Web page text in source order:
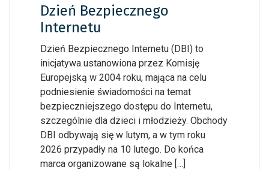
Dzień Bezpiecznego
Internetu
Dzień Bezpiecznego Internetu (DBI) to
inicjatywa ustanowiona przez Komisję
Europejską w 2004 roku, mająca na celu
podniesienie świadomości na temat
bezpieczniejszego dostępu do Internetu,
szczególnie dla dzieci i młodzieży. Obchody
DBI odbywają się w lutym, a w tym roku
2026 przypadły na 10 lutego. Do końca
marca organizowane są lokalne […]